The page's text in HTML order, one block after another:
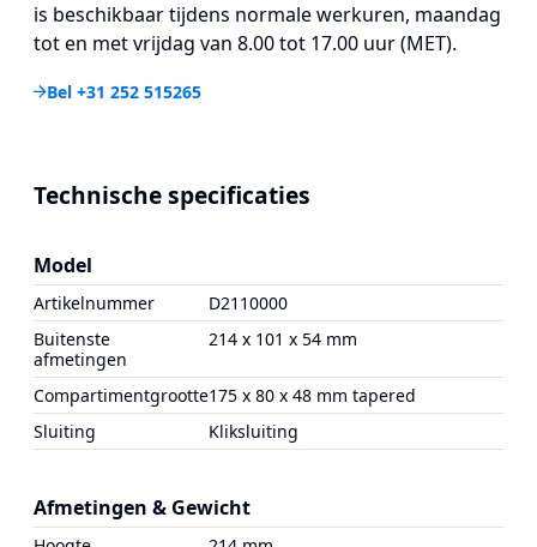
is beschikbaar tijdens normale werkuren, maandag
tot en met vrijdag van 8.00 tot 17.00 uur (MET).
Bel +31 252 515265
Technische specificaties
Model
Artikelnummer
D2110000
Buitenste
afmetingen
214 x 101 x 54 mm
Compartimentgrootte175 x 80 x 48 mm tapered
Sluiting
Kliksluiting
Afmetingen & Gewicht